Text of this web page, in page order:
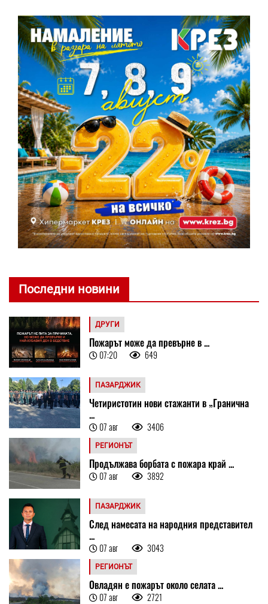
Последни новини
ДРУГИ
Пожарът може да превърне в ...
07:20 649
ПАЗАРДЖИК
Четиристотин нови стажанти в „Гранична
...
07 авг 3406
РЕГИОНЪТ
Продължава борбата с пожара край ...
07 авг 3892
ПАЗАРДЖИК
След намесата на народния представител
...
07 авг 3043
РЕГИОНЪТ
Овладян е пожарът около селата ...
07 авг 2721